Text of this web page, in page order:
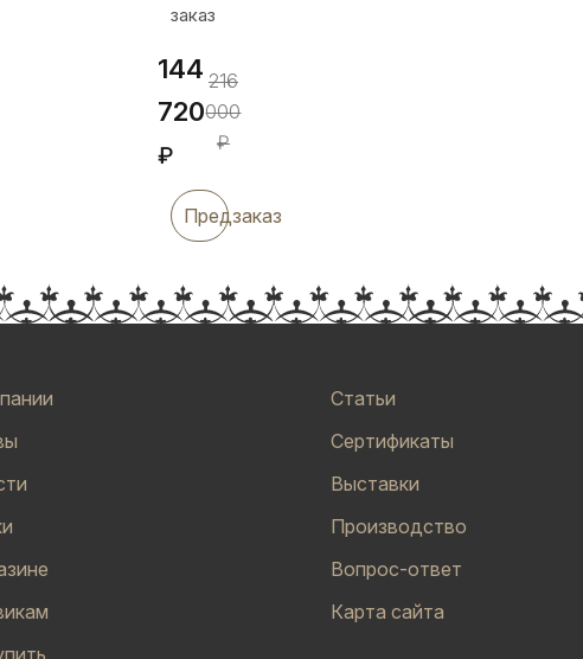
заказ
144
720
₽
216
000
₽
Предзаказ
Статьи
Сертификаты
Выставки
Производство
Вопрос-ответ
Карта сайта